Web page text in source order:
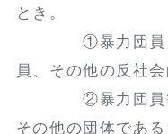
とき。
①暴力団員、暴
員、その他の反社
②暴力団員等が
その他の団体である